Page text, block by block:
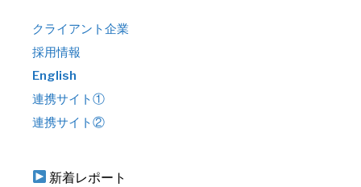
クライアント企業
採用情報
English
連携サイト①
連携サイト②
新着レポート